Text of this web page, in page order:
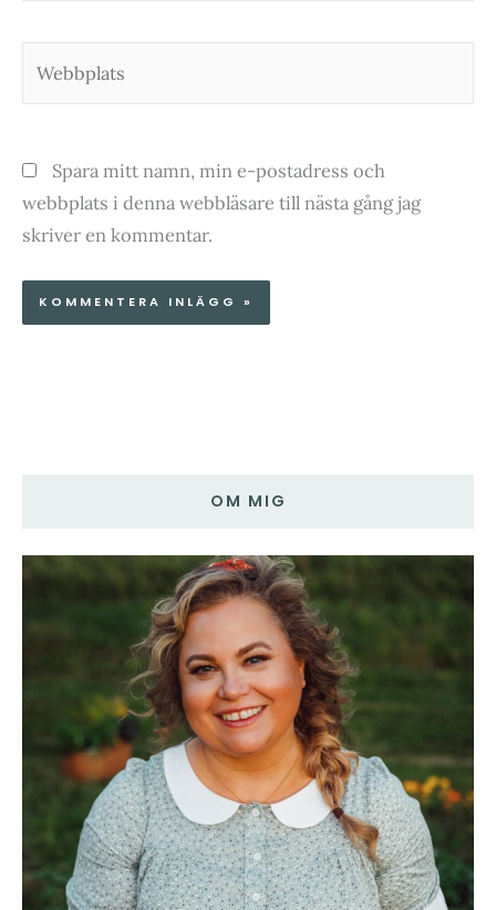
Spara mitt namn, min e-postadress och
webbplats i denna webbläsare till nästa gång jag
skriver en kommentar.
OM MIG